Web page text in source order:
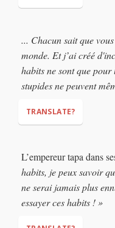
“Your most majestic
... Chacun sait que
monde. Et j’ai créé
habits ne sont que pour
stupides ne peuvent
TRANSLATE?
the world. And I have
These clothes are only
people cannot even see
L’empereur tapa dans
habits, je peux savoir
ne serai jamais plus
essayer ces habits ! »